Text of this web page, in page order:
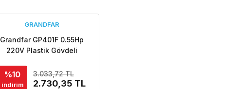
GRANDFAR
Grandfar GP401F 0.55Hp
220V Plastik Gövdeli
%10
indirim
3.033,72 TL
2.730,35 TL